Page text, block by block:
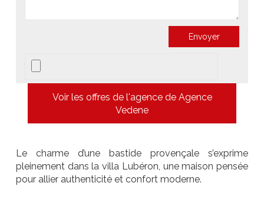
Voir les offres de l'agence de Agence
Vedene
Le charme d’une bastide provençale s’exprime
pleinement dans la villa Lubéron, une maison pensée
pour allier authenticité et confort moderne.